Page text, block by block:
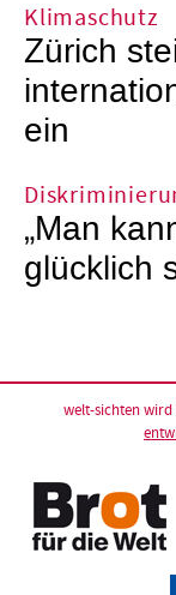
Klimaschutz
Zürich
ein
„Man
glücklich
welt-sichten wird